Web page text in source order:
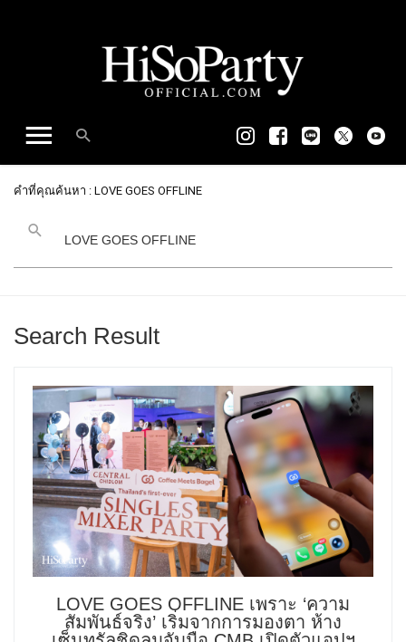
คำที่คุณค้นหา : LOVE GOES OFFLINE
Search Result
LOVE GOES OFFLINE เพราะ ‘ความ
สัมพันธ์จริง’ เริ่มจากการมองตา ห้าง